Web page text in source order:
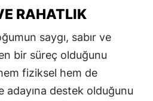
RAHATLIK
saygı, sabır ve
bir süreç olduğunu
fiziksel hem de
adayına destek olduğunu